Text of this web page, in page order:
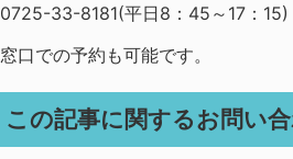
0725-33-8181(平日8：45～17：15)
窓口での予約も可能です。
この記事に関するお問い